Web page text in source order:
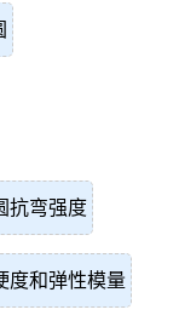
抗弯强度
度和弹性模量